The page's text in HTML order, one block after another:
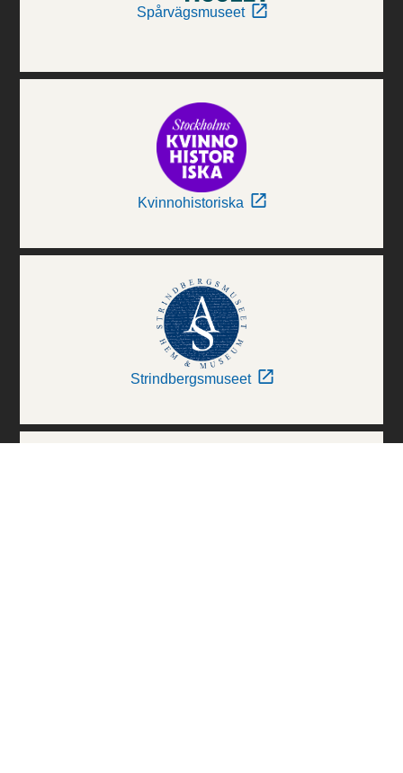
Spårvägsmuseet
Kvinnohistoriska
Strindbergsmuseet